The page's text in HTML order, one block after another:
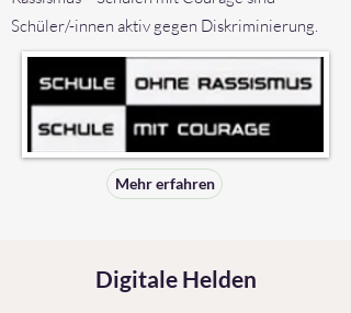
Schüler/-innen aktiv gegen Diskriminierung.
Mehr erfahren
Digitale Helden